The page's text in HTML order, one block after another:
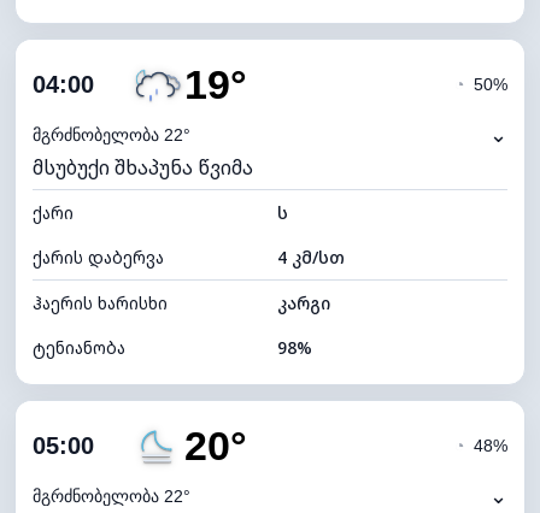
ღრუბლიანობა
ნამის წერტილი
ხილვადობა
განათების ინდექსი 0 (ბნელი)
ღრუბლის სიმაღლე 4720 მ
04:00 19°
მგრძნობელობა 22°
◔ 50%
⌄
მსუბუქი შხაპუნა წვიმა
ქარი
ს
ქარის დაბერვა
4 კმ/სთ
ჰაერის ხარისხი
კარგი
ტენიანობა
98%
ღრუბლიანობა
ნამის წერტილი
05:00 20°
მგრძნობელობა 22°
◔ 48%
⌄